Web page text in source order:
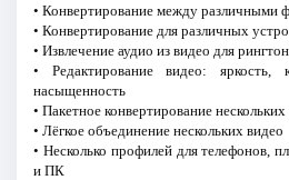
• Конвертирование между различными
• Конвертирование для различных
• Извлечение аудио из видео для
• Редактирование видео: яркость,
насыщенность
• Пакетное конвертирование нескольких
• Лёгкое объединение нескольких видео
• Несколько профилей для телефонов,
и ПК